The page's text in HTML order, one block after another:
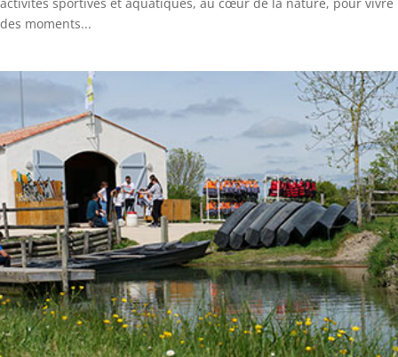
des moments...